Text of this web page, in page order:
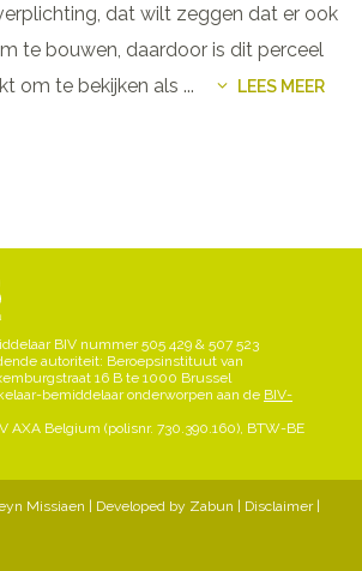
dat wilt zeggen dat er ook
te bouwen, daardoor is dit perceel
om te bekijken als ... LEES MEER
BIV nummer 505 429 & 507 523
autoriteit: Beroepsinstituut van
16 B te 1000 Brussel
bemiddelaar onderworpen aan de BIV-
AXA Belgium (polisnr. 730.390.160), BTW-BE
Missiaen | Developed by Zabun Disclaimer|